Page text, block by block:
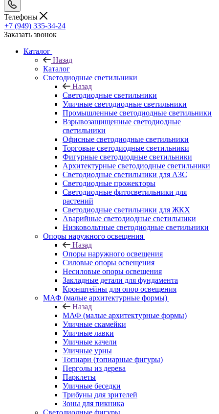
Телефоны
+7 (949) 335-34-24
Заказать звонок
Каталог
Назад
Каталог
Светодиодные светильники
Назад
Светодиодные светильники
Уличные светодиодные светильники
Промышленные светодиодные светильники
Взрывозащищенные светодиодные
светильники
Офисные светодиодные светильники
Торговые светодиодные светильники
Фигурные светодиодные светильники
Архитектурные светодиодные светильники
Светодиодные светильники для АЗС
Светодиодные прожекторы
Светодиодные фитосветильники для
растений
Светодиодные светильники для ЖКХ
Аварийные светодиодные светильники
Низковольтные светодиодные светильники
Опоры наружного освещения
Назад
Опоры наружного освещения
Силовые опоры освещения
Несиловые опоры освещения
Закладные детали для фундамента
Кронштейны для опор освещения
МАФ (малые архитектурные формы)
Назад
МАФ (малые архитектурные формы)
Уличные скамейки
Уличные лавки
Уличные качели
Уличные урны
Топиари (топиарные фигуры)
Перголы из дерева
Парклеты
Уличные беседки
Трибуны для зрителей
Зоны для пикника
Светодиодные фигуры